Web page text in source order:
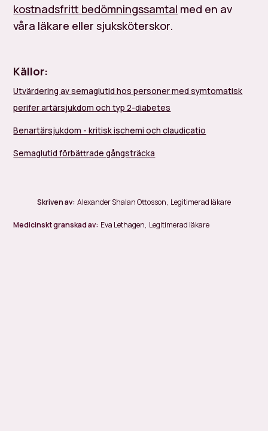
kostnadsfritt bedömningssamtal med en av
våra läkare eller sjuksköterskor.
Källor:
Utvärdering av semaglutid hos personer med symtomatisk
perifer artärsjukdom och typ 2-diabetes
Benartärsjukdom - kritisk ischemi och claudicatio
Semaglutid förbättrade gångsträcka
Skriven av: Alexander Shalan Ottosson, Legitimerad läkare
Medicinskt granskad av: Eva Lethagen, Legitimerad läkare